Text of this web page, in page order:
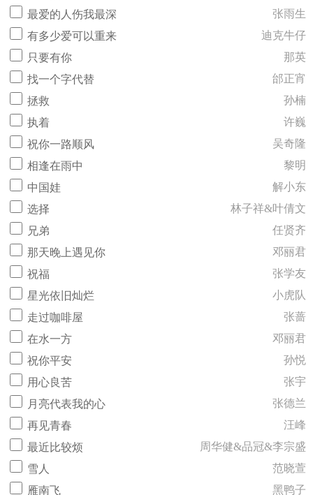
最爱的人伤我最深
张雨生
有多少爱可以重来
迪克牛仔
只要有你
那英
找一个字代替
邰正宵
拯救
孙楠
执着
许巍
祝你一路顺风
吴奇隆
相逢在雨中
黎明
中国娃
解小东
选择
林子祥&叶倩文
兄弟
任贤齐
那天晚上遇见你
邓丽君
祝福
张学友
星光依旧灿烂
小虎队
走过咖啡屋
张蔷
在水一方
邓丽君
祝你平安
孙悦
用心良苦
张宇
月亮代表我的心
张德兰
再见青春
汪峰
最近比较烦
周华健&品冠&李宗盛
雪人
范晓萱
雁南飞
黑鸭子